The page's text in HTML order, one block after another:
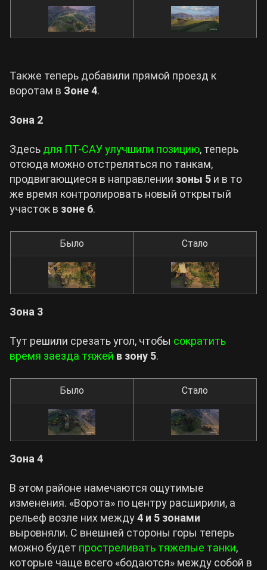
Также теперь добавили прямой проезд к
воротам в Зоне 4.
Зона 2
Здесь для ПТ-САУ улучшили позицию, теперь
отсюда можно отстреляться по танкам,
продвигающиеся в направлении зоны 5 и в то
же время контролировать новый открытый
участок в зоне 6.
Было Стало
Зона 3
Тут решили срезать угол, чтобы сократить
время заезда тяжей в зону 5.
Было Стало
Зона 4
В этом районе намечаются ощутимые
изменения. «Ворота» по центру расширили, а
рельеф возле них между4 и 5 зонами
выровняли. С внешней стороны горы теперь
можно будет простреливать тяжелые танки,
которые чаще всего «бодаются» между собой в